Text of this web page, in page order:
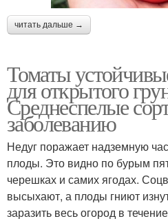
читать дальше →
Томаты
для открытого
Среднеспелые
заболеванию
Недуг поражает надземную
плоды. Это видно по бурым
черешках и самих ягодах.
высыхают, а плоды гниют
заразить весь огород в